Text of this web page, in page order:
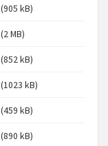
(905 kB)
(2 MB)
(852 kB)
(1023 kB)
(459 kB)
(890 kB)